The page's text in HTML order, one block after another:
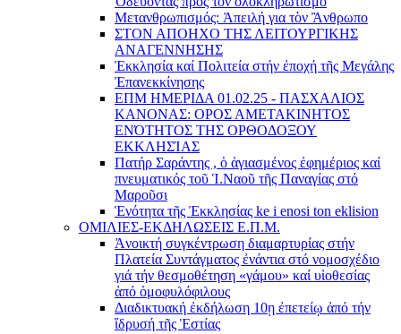
Μετανθρωπισμός: Ἀπειλή για τὸν Ἂνθρωπο
ΣΤΟΝ ΑΠΟΗΧΟ ΤΗΣ ΛΕΙΤΟΥΡΓΙΚΗΣ
ΑΝΑΓΕΝΝΗΣΗΣ
Ἐκκλησία καί Πολιτεία στήν ἐποχή τῆς Μεγάλης
Ἐπανεκκίνησης
ΕΠΜ ΗΜΕΡΙΔΑ 01.02.25 - ΠΑΣΧΑΛΙΟΣ
ΚΑΝΟΝΑΣ: ΟΡΟΣ ΑΜΕΤΑΚΙΝΗΤΟΣ
ΕΝΌΤΗΤΟΣ ΤΗΣ ΟΡΘΟΔΟΞΟΥ
ΕΚΚΛΗΣΊΑΣ
Πατήρ Σαράντης , ὁ ἁγιασμένος ἐφημέριος καί
πνευματικός τοῦ Ἱ.Ναοῦ τῆς Παναγίας στό
Μαροῦσι
Ἑνότητα τῆς Ἐκκλησίας ke i enosi ton eklision
ΟΜΙΛΙΕΣ-ΕΚΔΗΛΩΣΕΙΣ Ε.Π.Μ.
Ἀνοικτή συγκέντρωση διαμαρτυρίας στήν
Πλατεία Συντάγματος ἐνάντια στό νομοσχέδιο
γιά τήν θεσμοθέτηση «γάμου» καί υἱοθεσίας
ἀπό ὁμοφυλόφιλους
Διαδικτυακή ἐκδήλωση 10ῃ ἐπετείῳ ἀπό τήν
ἵδρυσή τῆς Ἑστίας